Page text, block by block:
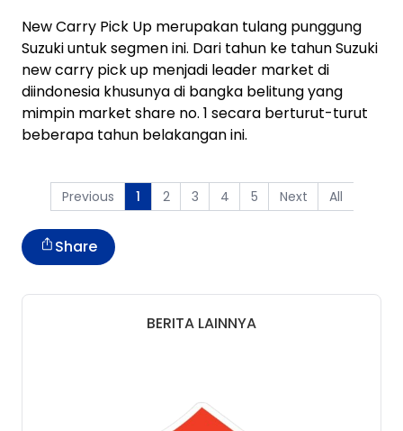
New Carry Pick Up merupakan tulang punggung
Suzuki untuk segmen ini. Dari tahun ke tahun Suzuki
new carry pick up menjadi leader market di
diindonesia khusunya di bangka belitung yang
mimpin market share no. 1 secara berturut-turut
beberapa tahun belakangan ini.
Previous 1 2 3 4 5 Next All
Share
BERITA LAINNYA